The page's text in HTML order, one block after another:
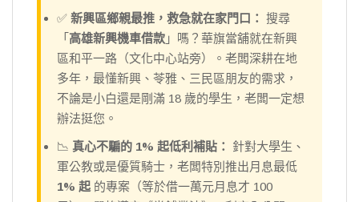
✅ 新興區鄉親最推，救急就在家門口： 搜尋
「 高雄新興機車借款 」嗎？華旗當舖就在新興
區和平一路（文化中心站旁）。老闆深耕在地
多年，最懂新興、苓雅、三民區朋友的需求，
不論是小白還是剛滿 18 歲的學生，老闆一定想
辦法挺您。
📉 真心不騙的 1% 起低利補貼：
針對大學生、
軍公教或是優質騎士，老闆特別推出月息最低
1% 起 的專案（等於借一萬元月息才 100